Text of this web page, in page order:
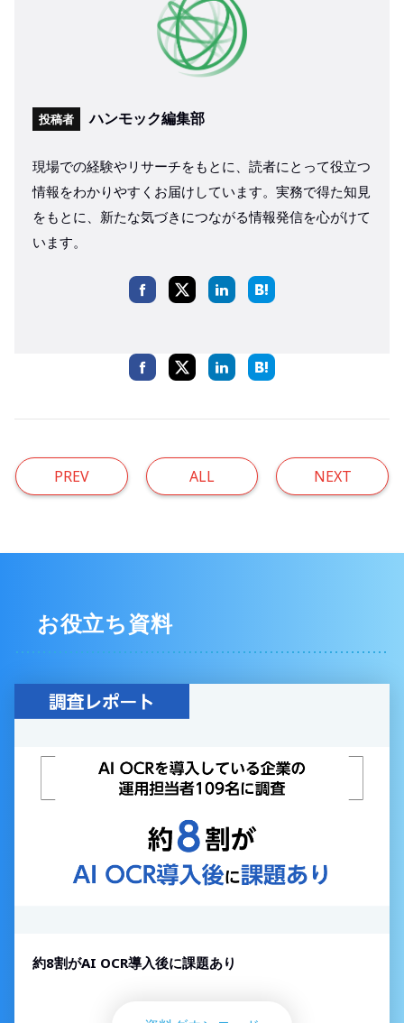
投稿者 ハンモック編集部
現場での経験やリサーチをもとに、読者にとって役立つ
情報をわかりやすくお届けしています。実務で得た知見
をもとに、新たな気づきにつながる情報発信を心がけて
います。
PREV ALL NEXT
お役立ち資料
約8割がAI OCR導入後に課題あり